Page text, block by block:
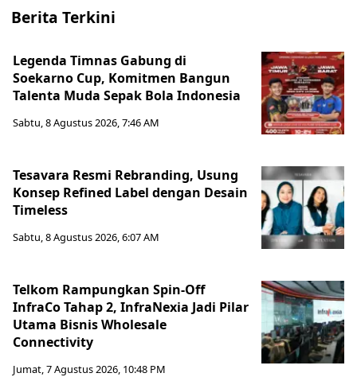
Berita Terkini
Legenda Timnas Gabung di
Soekarno Cup, Komitmen Bangun
Talenta Muda Sepak Bola Indonesia
Sabtu, 8 Agustus 2026, 7:46 AM
Tesavara Resmi Rebranding, Usung
Konsep Refined Label dengan Desain
Timeless
Sabtu, 8 Agustus 2026, 6:07 AM
Telkom Rampungkan Spin-Off
InfraCo Tahap 2, InfraNexia Jadi Pilar
Utama Bisnis Wholesale
Connectivity
Jumat, 7 Agustus 2026, 10:48 PM